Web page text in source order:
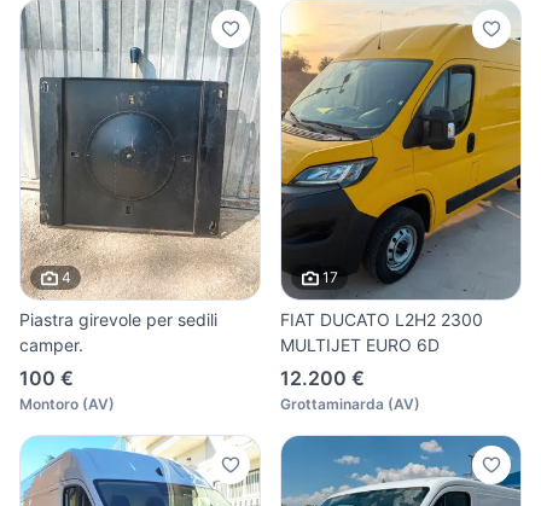
4
Piastra girevole per sedili
camper.
100 €
Montoro (AV)
17
FIAT DUCATO L2H2 2300
MULTIJET EURO 6D
12.200 €
Grottaminarda (AV)